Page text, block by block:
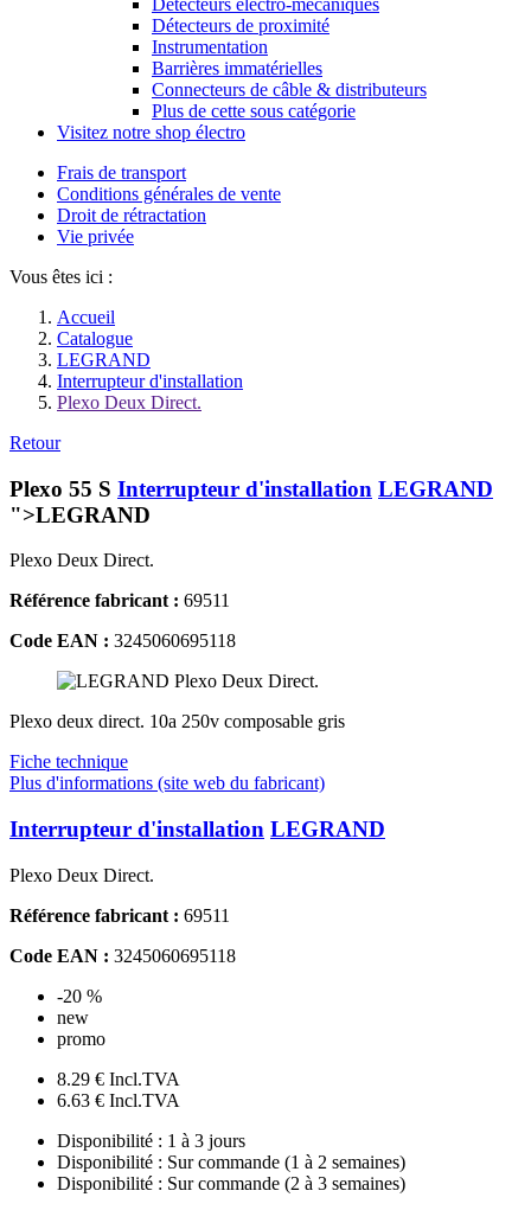
Détecteurs de proximité
Instrumentation
Barrières immatérielles
Connecteurs de câble & distributeurs
Plus de cette sous catégorie
Visitez notre shop électro
Frais de transport
Conditions générales de vente
Droit de rétractation
Vie privée
Vous êtes ici :
Accueil
Catalogue
LEGRAND
Interrupteur d'installation
Plexo Deux Direct.
Retour
Plexo 55 S Interrupteur d'installation LEGRAND
">LEGRAND
Plexo Deux Direct.
Référence fabricant : 69511
Code EAN : 3245060695118
Plexo deux direct. 10a 250v composable gris
Fiche technique
Plus d'informations (site web du fabricant)
Interrupteur d'installation LEGRAND
Plexo Deux Direct.
Référence fabricant : 69511
Code EAN : 3245060695118
-20 %
new
promo
8.29 € Incl.TVA
6.63 € Incl.TVA
Disponibilité : 1 à 3 jours
Disponibilité : Sur commande (1 à 2 semaines)
Disponibilité : Sur commande (2 à 3 semaines)